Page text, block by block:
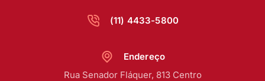
(11) 4433-5800
Endereço
Rua Senador Fláquer, 813 Centro